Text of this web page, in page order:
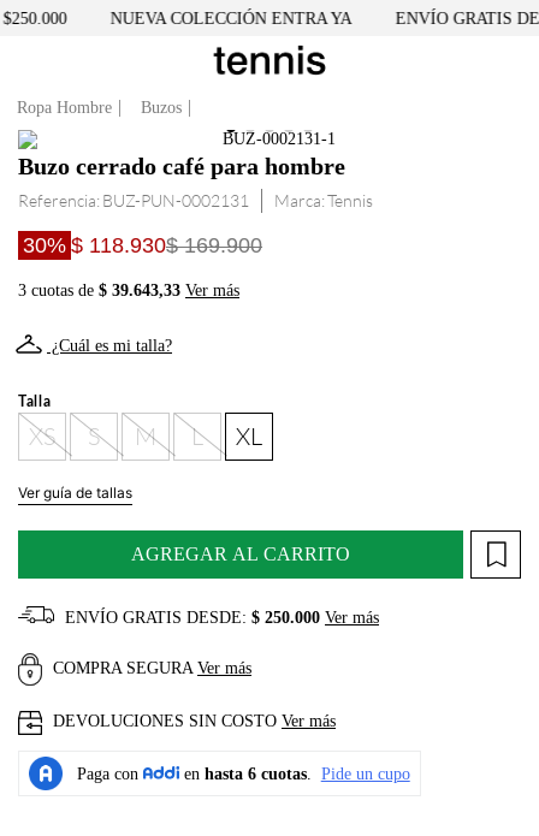
NUEVA COLECCIÓN ENTRA YA ENVÍO GRATIS
Ropa Hombre Buzos
Buzo cerrado café para hombre
Referencia: BUZ-PUN-0002131 Tennis
30% $ 118.930$ 169.900
3 cuotas de $ 39.643,33 Ver más
¿Cuál es mi talla?
Talla
XS S M L XL
Ver guía de tallas
AGREGAR AL CARRITO
ENVÍO GRATIS DESDE: $ 250.000 Ver más
COMPRA SEGURA Ver más
DEVOLUCIONES SIN COSTO Ver más